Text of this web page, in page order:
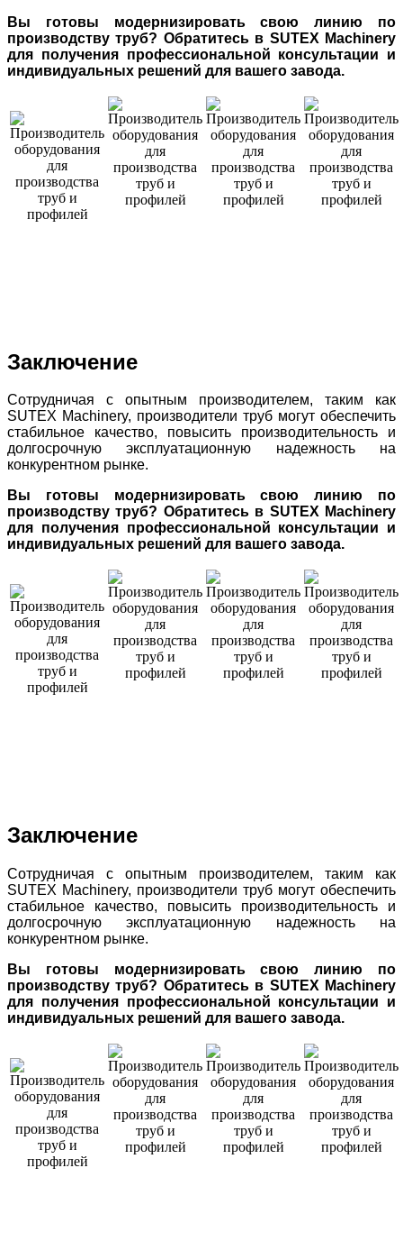
Вы готовы модернизировать свою линию по
производству труб? Обратитесь в SUTEX Machinery
для получения профессиональной консультации и
индивидуальных решений для вашего завода.
Заключение
Сотрудничая с опытным производителем, таким как
SUTEX Machinery, производители труб могут обеспечить
стабильное качество, повысить производительность и
долгосрочную эксплуатационную надежность на
конкурентном рынке.
Вы готовы модернизировать свою линию по
производству труб? Обратитесь в SUTEX Machinery
для получения профессиональной консультации и
индивидуальных решений для вашего завода.
Заключение
Сотрудничая с опытным производителем, таким как
SUTEX Machinery, производители труб могут обеспечить
стабильное качество, повысить производительность и
долгосрочную эксплуатационную надежность на
конкурентном рынке.
Вы готовы модернизировать свою линию по
производству труб? Обратитесь в SUTEX Machinery
для получения профессиональной консультации и
индивидуальных решений для вашего завода.